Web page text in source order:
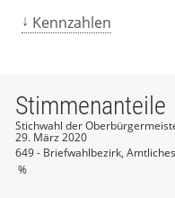
Kennzahlen
%
Stimmenanteile
Stichwahl der
29. März 2020
649 - Briefwahlbezirk,